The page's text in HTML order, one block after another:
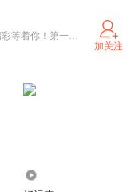
关注官方微信公众号“奔乐计划”更多精彩等着你！第一时间发布最新最潮的华语流行音乐，不容错过！
加关注